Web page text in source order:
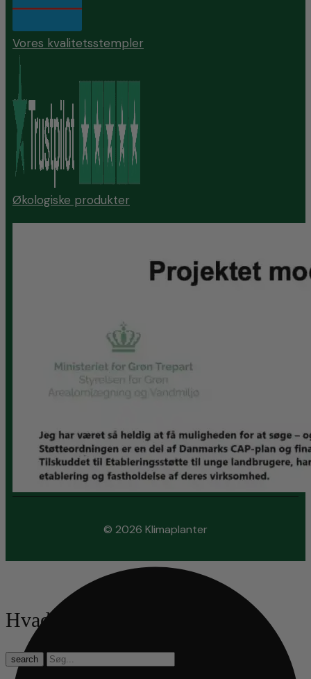
Vores kvalitetsstempler
Økologiske produkter
© 2026 Klimaplanter
Hvad leder du efter?
search